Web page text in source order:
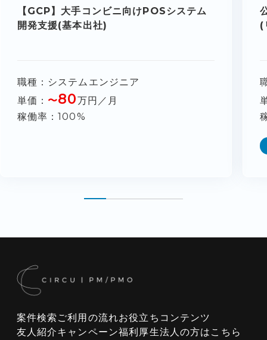
【GCP】大手コンビニ向けPOSシステム
開発支援(基本出社)
職種
システムエンジニア
単価
〜80万円／月
稼働率
100%
(
案件検索 ご利用の流れお役立ちコンテンツ
友人紹介キャンペーン福利厚生法人の方はこちら